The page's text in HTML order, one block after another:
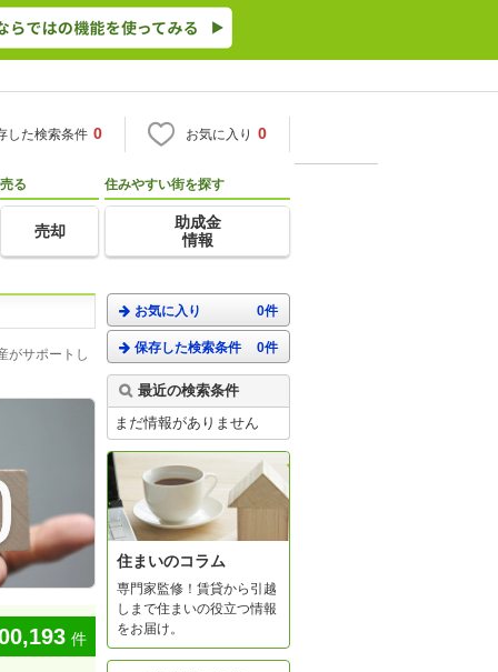
した検索条件 0 お気に入り 0
売る
売却
住みやすい街を探す
助成金
情報
がサポートし
件
お気に入り 0件
保存した検索条件 0件
最近の検索条件
まだ情報がありません
住まいのコラム
専門家監修！賃貸から引越
しまで住まいの役立つ情報
をお届け。